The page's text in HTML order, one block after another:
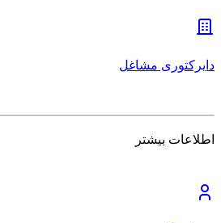
دایرکتوری مشاغل
اطلاعات بیشتر